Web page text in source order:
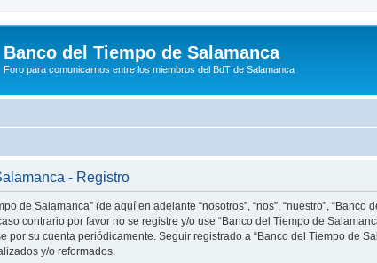
Banco del Tiempo de Salamanca
Foro para comunicarnos entre los miembros del BdT de Salamanca
- Registro
de Salamanca” (de aquí en adelante “nosotros”, “nos”, “nuestro”,
contrario por favor no se registre y/o use “Banco del Tiempo de
por su cuenta periódicamente. Seguir registrado a “Banco del Tiempo de
y/o reformados.